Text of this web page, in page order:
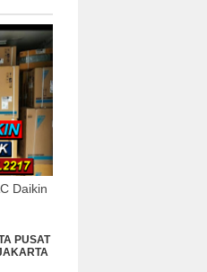
Daikin
PUSAT